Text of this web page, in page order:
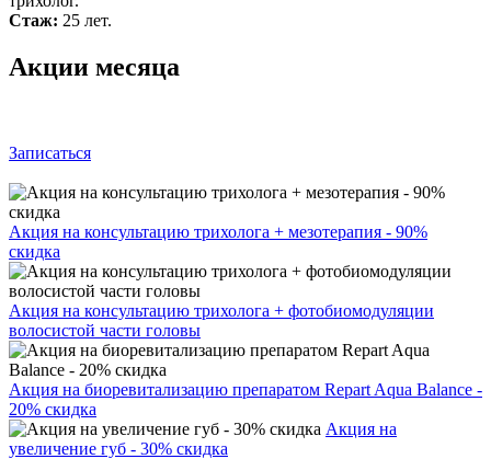
Стаж: 25 лет.
Акции месяца
Записаться
Акция на консультацию трихолога + мезотерапия - 90%
скидка
Акция на консультацию трихолога + фотобиомодуляции
волосистой части головы
Акция на биоревитализацию препаратом Repart Aqua Balance -
20% скидка
Акция на
увеличение губ - 30% скидка